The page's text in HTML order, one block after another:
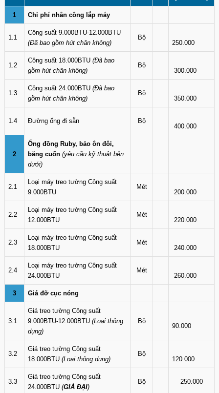
1 Chi phí nhân công lắp máy
1.1
Công suất 9.000BTU-12.000BTU
(Đã bao gồm hút chân không)
Bộ
250.000
1.2
Công suất 18.000BTU (Đã bao
gồm hút chân không)
Bộ
300.000
1.3
Công suất 24.000BTU (Đã bao
gồm hút chân không)
Bộ
350.000
1.4 Đường ống đi sẵn Bộ
400.000
2
Ống đồng Ruby, bảo ôn đôi,
băng cuốn (yêu cầu kỹ thuật bên
dưới)
2.1
Loại máy treo tường Công suất
9.000BTU
Mét
200.000
2.2
Loại máy treo tường Công suất
12.000BTU
Mét
220.000
2.3
Loại máy treo tường Công suất
18.000BTU
Mét
240.000
2.4
Loại máy treo tường Công suất
24.000BTU
Mét
260.000
3 Giá đỡ cục nóng
3.1
Giá treo tường Công suất
9.000BTU-12.000BTU (Loại thông
dụng)
Bộ
90.000
3.2
Giá treo tường Công suất
18.000BTU (Loại thông dụng)
Bộ
120.000
3.3
Giá treo tường Công suất
24.000BTU (GIÁ ĐẠI)
Bộ 250.000